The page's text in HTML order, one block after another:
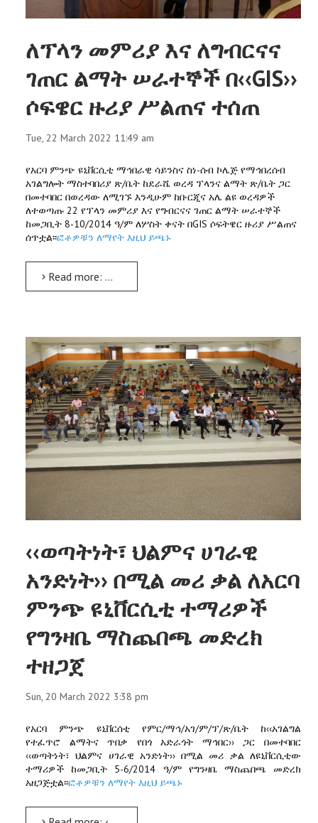
ለፕላን መምሪያ እና ለግብርናና
ገጠር ልማት ሠራተኞች በ‹‹GIS››
ሶፍዌር ዙሪያ ሥልጠና ተሰጠ
Tue, 22 March 2022 11:49 am
የአርባ ምንጭ ዩኒቨርሲቲ ማኅበራዊ ሳይንስና ስነ-ሰብ ኮሌጅ የማኅበረሰብ
አገልግሎት ማስተባበሪያ ጽ/ቤት ከደራሼ ወረዳ ፕላንና ልማት ጽ/ቤት ጋር
በመተባበር በወረዳው ለሚገኙ እንዲሁም ከቡርጂና አሌ ልዩ ወረዳዎች
ለተወጣጡ 22 የፕላን መምሪያ እና የግብርናና ገጠር ልማት ሠራተኞች
ከመጋቢት 8-10/2014 ዓ/ም ለሦስት ቀናት በGIS ሶፍትዌር ዙሪያ ሥልጠና
ሰጥቷል፡፡ፎቶዎቹን ለማየት እዚህ ይጫኑ
Read more: ለፕላን መምሪያ እና ለግብርናና ገጠር ልማት ሠራተኞች በ‹‹GIS›› ሶፍዌር ዙሪያ ሥልጠና ተሰጠ
‹‹ወጣትነት፣ ህልምና ሀገራዊ
አንድነት›› በሚል መሪ ቃል ለአርባ
ምንጭ ዩኒቨርሲቲ ተማሪዎች
የግንዛቤ ማስጨበጫ መድረክ
ተዘጋጀ
Sun, 20 March 2022 3:38 pm
የአርባ ምንጭ ዩኒቨርሰቲ የምር/ማኅ/አገ/ም/ፕ/ጽ/ቤት ከ‹‹አገልግል
የተፈጥሮ ልማትና ጥበቃ የበጎ አድራጎት ማኅበር›› ጋር በመተባበር
‹‹ወጣትነት፣ ህልምና ሀገራዊ አንድነት›› በሚል መሪ ቃል ለዩኒቨርሲቲው
ተማሪዎች ከመጋቢት 5-6/2014 ዓ/ም የግንዛቤ ማስጨበጫ መድረክ
አዘጋጅቷል፡፡ፎቶዎቹን ለማየት እዚህ ይጫኑ